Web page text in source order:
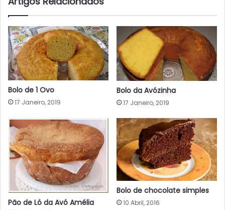
Bolo de 1 Ovo
17 Janeiro, 2019
Bolo da Avózinha
17 Janeiro, 2019
Pão de Ló da Avó Amélia
Bolo de chocolate simples
10 Abril, 2016